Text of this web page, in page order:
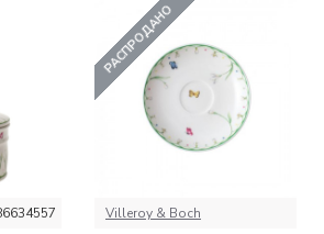
РАСПРОДАНО
Villeroy & Boch